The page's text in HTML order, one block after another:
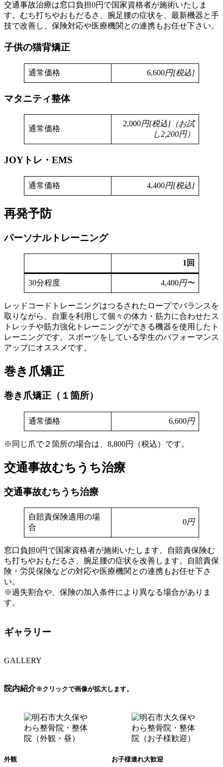
交通事故治療は窓口負担0円で国家資格者が施術いたしま
す。むち打ちやおもだるさ、腕足腰の症状を、最新機器と手
技で改善し、保険対応や医療機関との連携もお任せ下さい。
子供の猫背矯正
通常価格 6,600円[税込]
マタニティ整体
通常価格
2,000円[税込]（お試
し2,200円）
JOYトレ・EMS
通常価格 4,400円[税込]
再発予防
パーソナルトレーニング
1回
30分程度 4,400円〜
レッドコードトレーニングはつるされたロープでバランスを
取りながら、自重を利用して個々の体力・筋力に合わせたス
トレッチや筋力強化トレーニングができる機器を使用したト
レーニングです。スポーツをしている学生のパフォーマンス
アップにオススメです。
巻き爪矯正
巻き爪矯正（１箇所）
通常価格 6,600円
※同じ爪で２箇所の場合は、8,800円（税込）です。
交通事故むちうち治療
交通事故むちうち治療
自賠責保険適用の場
合
0円
窓口負担0円で国家資格者が施術いたします。自賠責保険む
ち打ちやおもだるさ、腕足腰の症状を改善します。自賠責保
険・労災保険などの対応や医療機関との連携もお任せ下さ
い。
※過失割合や、保険の加入条件により異なる場合がありま
す。
ギャラリー
GALLERY
院内紹介※クリックで画像が拡大します。
外観 お子様連れ大歓迎